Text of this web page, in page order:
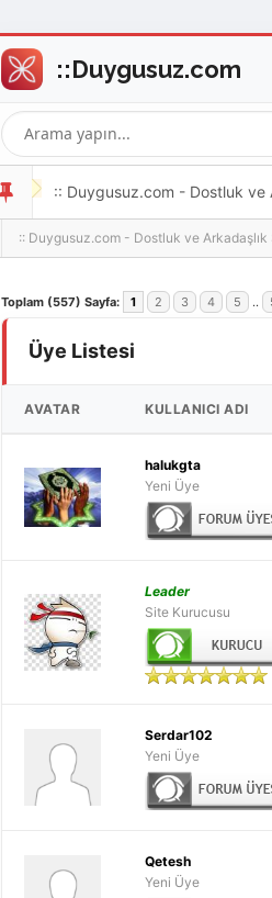
:: Duygusuz.com - Dostluk ve
oldukça kolay ve
:: Duygusuz.com - Dostluk ve Arkadaşlık
Toplam (557) Sayfa: 1 2 3 4 5 ..
Üye Listesi
AVATAR KULLANICI ADI
halukgta
Yeni Üye
Leader
Site Kurucusu
Serdar102
Yeni Üye
Qetesh
Yeni Üye